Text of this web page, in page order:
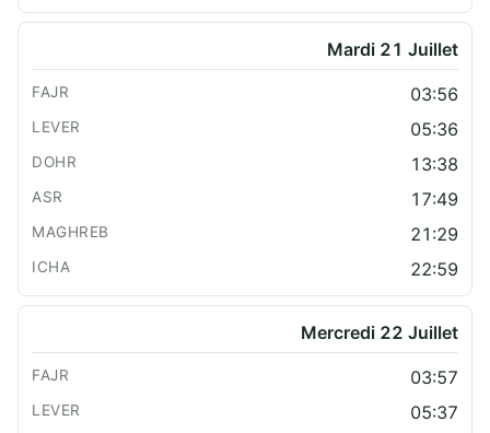
Mardi 21 Juillet
03:56
05:36
13:38
17:49
21:29
22:59
Mercredi 22 Juillet
03:57
05:37